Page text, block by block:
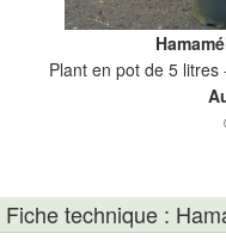
Plant en pot de 5
Fiche technique :